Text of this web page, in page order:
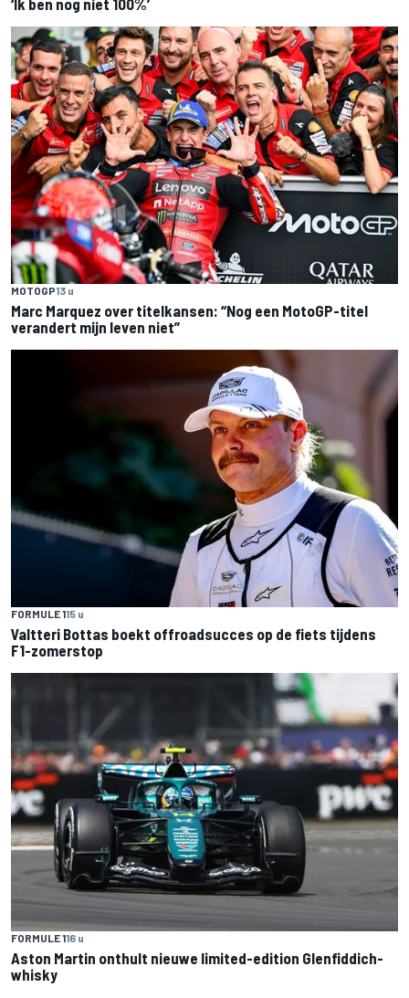
MOTOGP13 u
Marc Marquez over titelkansen: “Nog een MotoGP-titel
verandert mijn leven niet”
FORMULE 115 u
Valtteri Bottas boekt offroadsucces op de fiets tijdens
F1-zomerstop
FORMULE 116 u
Aston Martin onthult nieuwe limited-edition Glenfiddich-
whisky